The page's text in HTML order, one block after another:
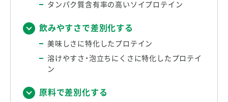
タンパク質含有率の高いソイプロテイン
飲みやすさで差別化する
美味しさに特化したプロテイン
溶けやすさ・泡立ちにくさに特化したプロテイ
ン
原料で差別化する